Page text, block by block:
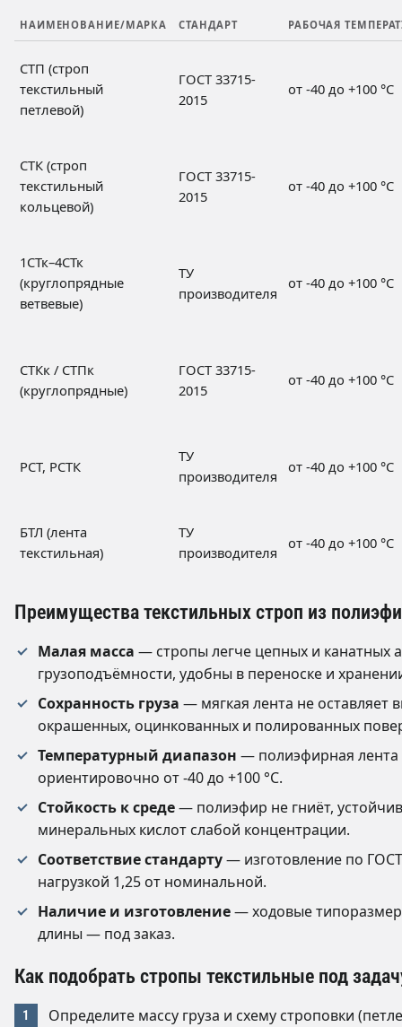
НАИМЕНОВАНИЕ/МАРКА СТАНДАРТ РАБОЧАЯ
СТП (строп
текстильный
петлевой)
ГОСТ 33715-
2015
от -40 до +100 °C
СТК (строп
текстильный
кольцевой)
ГОСТ 33715-
2015
от -40 до +100 °C
1СТк–4СТк
(круглопрядные
ветвевые)
ТУ
производителя
от -40 до +100 °C
СТКк / СТПк
(круглопрядные)
ГОСТ 33715-
2015
от -40 до +100 °C
РСТ, РСТК
ТУ
производителя
от -40 до +100 °C
БТЛ (лента
текстильная)
ТУ
производителя
от -40 до +100 °C
Преимущества текстильных строп из
Малая масса — стропы легче цепных и канатных
грузоподъёмности, удобны в переноске и
Сохранность груза — мягкая лента не оставляет
окрашенных, оцинкованных и полированных
Температурный диапазон — полиэфирная лента
ориентировочно от -40 до +100 °C.
Стойкость к среде— полиэфир не гниёт,
минеральных кислот слабой концентрации.
Соответствие стандарту— изготовление по
нагрузкой 1,25 от номинальной.
Наличие и изготовление— ходовые
длины — под заказ.
Как подобрать стропы текстильные под
Определите массу груза и схему строповки